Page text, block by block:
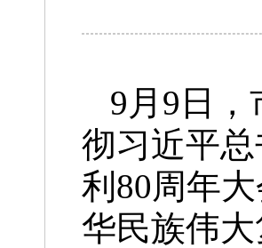
9月9日
彻习近平
利80周年
华民族伟